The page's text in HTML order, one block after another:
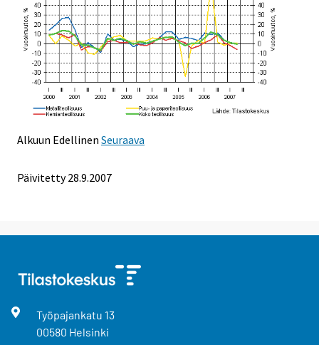
Alkuun Edellinen Seuraava
Päivitetty28.9.2007
Työpajankatu 13
00580 Helsinki